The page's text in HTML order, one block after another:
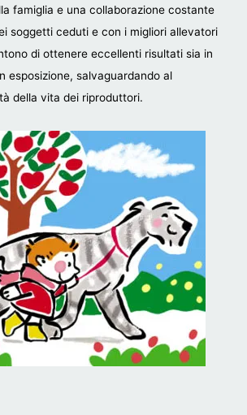
famiglia e una collaborazione costante
soggetti ceduti e con i migliori allevatori
di ottenere eccellenti risultati sia in
esposizione, salvaguardando al
della vita dei riproduttori.